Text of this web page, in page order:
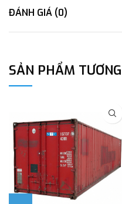
ĐÁNH GIÁ (0)
SẢN PHẨM